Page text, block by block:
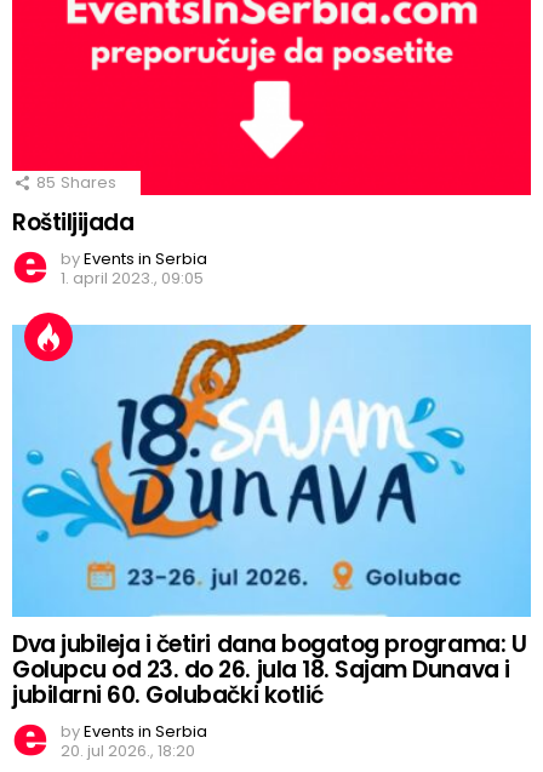
85 Shares
Roštiljijada
byEvents in Serbia
1. april 2023., 09:05
Dva jubileja i četiri dana bogatog programa: U
Golupcu od 23. do 26. jula 18. Sajam Dunava i
jubilarni 60. Golubački kotlić
byEvents in Serbia
20. jul 2026., 18:20